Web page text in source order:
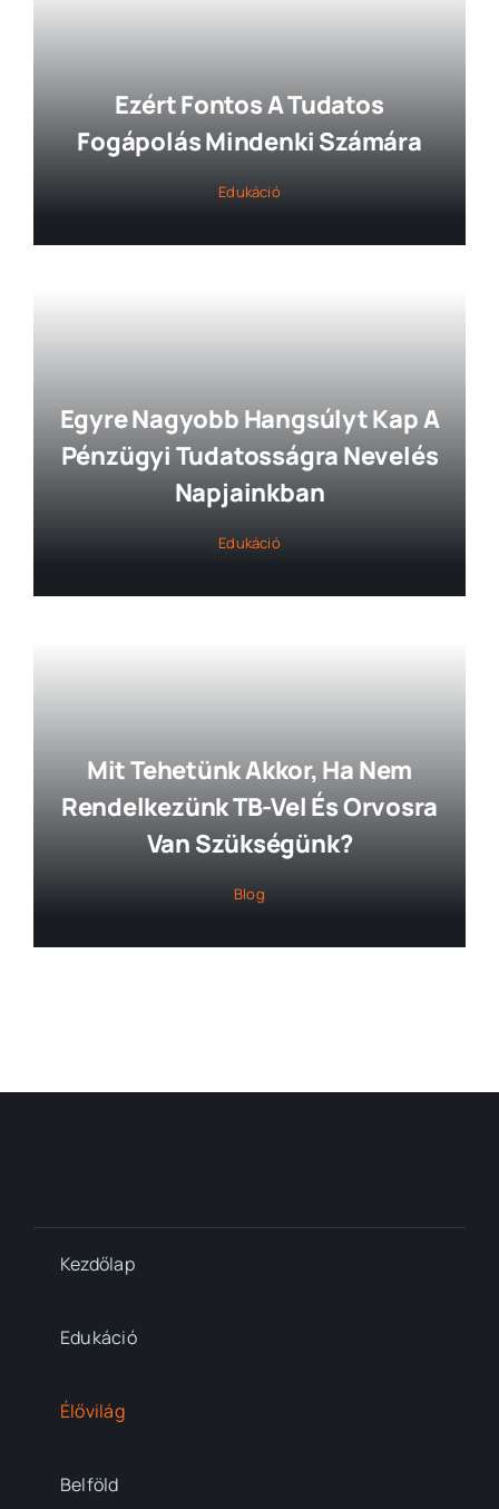
Ezért Fontos A Tudatos
Fogápolás Mindenki Számára
Edukáció
Egyre Nagyobb Hangsúlyt Kap A
Pénzügyi Tudatosságra Nevelés
Napjainkban
Edukáció
Mit Tehetünk Akkor, Ha Nem
Rendelkezünk TB-Vel És Orvosra
Van Szükségünk?
Blog
Kezdőlap
Edukáció
Élővilág
Belföld